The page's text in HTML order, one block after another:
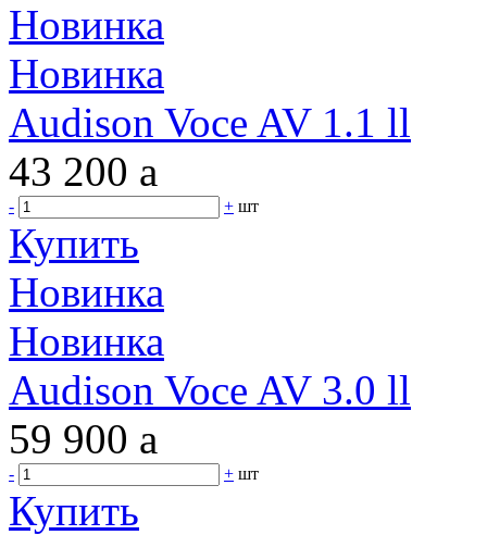
Новинка
Новинка
Audison Voce AV 1.1 ll
43 200 a
- + шт
Купить
Новинка
Новинка
Audison Voce AV 3.0 ll
59 900 a
- + шт
Купить